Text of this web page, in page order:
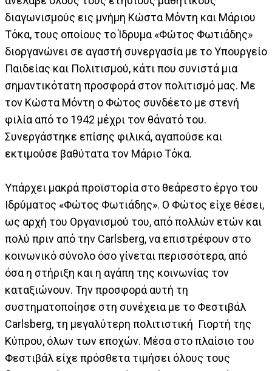
διαγωνισμούς εις μνήμη Κώστα Μόντη και Μάριου
Τόκα, τους οποίους το Ίδρυμα «Φώτος Φωτιάδης»
διοργανώνει σε αγαστή συνεργασία με το Υπουργείο
Παιδείας και Πολιτισμού, κάτι που συνιστά μια
σημαντικότατη προσφορά στον πολιτισμό μας. Με
τον Κώστα Μόντη ο Φώτος συνδέετο με στενή
φιλία από το 1942 μέχρι τον θάνατό του.
Συνεργάστηκε επίσης φιλικά, αγαπούσε και
εκτιμούσε βαθύτατα τον Μάριο Τόκα.
Υπάρχει μακρά προϊστορία στο θεάρεστο έργο του
Ιδρύματος «Φώτος Φωτιάδης». Ο Φώτος είχε θέσει,
ως αρχή του Οργανισμού του, από πολλών ετών και
πολύ πριν από την Carlsberg, να επιστρέφουν στο
κοινωνικό σύνολο όσο γίνεται περισσότερα, από
όσα η στήριξη και η αγάπη της κοινωνίας τον
καταξιώνουν. Την προσφορά αυτή τη
συστηματοποίησε στη συνέχεια με το Φεστιβάλ
Carlsberg, τη μεγαλύτερη πολιτιστική Γιορτή της
Κύπρου, όλων των εποχών. Μέσα στο πλαίσιο του
Φεστιβάλ είχε πρόσθετα τιμήσει όλους τους